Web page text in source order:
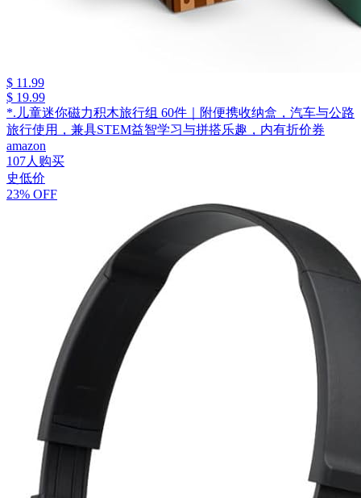
$ 11.99
$ 19.99
*.儿童迷你磁力积木旅行组 60件｜附便携收纳盒，汽车与公路
旅行使用，兼具STEM益智学习与拼搭乐趣，内有折价券
amazon
107人购买
史低价
23% OFF